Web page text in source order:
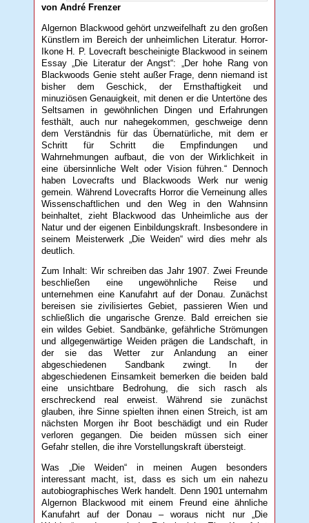
von André Frenzer
Algernon Blackwood gehört unzweifelhaft zu den großen
Künstlern im Bereich der unheimlichen Literatur. Horror-
Ikone H. P. Lovecraft bescheinigte Blackwood in seinem
Essay „Die Literatur der Angst“: „Der hohe Rang von
Blackwoods Genie steht außer Frage, denn niemand ist
bisher dem Geschick, der Ernsthaftigkeit und
minuziösen Genauigkeit, mit denen er die Untertöne des
Seltsamen in gewöhnlichen Dingen und Erfahrungen
festhält, auch nur nahegekommen, geschweige denn
dem Verständnis für das Übernatürliche, mit dem er
Schritt für Schritt die Empfindungen und
Wahrnehmungen aufbaut, die von der Wirklichkeit in
eine übersinnliche Welt oder Vision führen.“ Dennoch
haben Lovecrafts und Blackwoods Werk nur wenig
gemein. Während Lovecrafts Horror die Verneinung alles
Wissenschaftlichen und den Weg in den Wahnsinn
beinhaltet, zieht Blackwood das Unheimliche aus der
Natur und der eigenen Einbildungskraft. Insbesondere in
seinem Meisterwerk „Die Weiden“ wird dies mehr als
deutlich.
Zum Inhalt: Wir schreiben das Jahr 1907. Zwei Freunde
beschließen eine ungewöhnliche Reise und
unternehmen eine Kanufahrt auf der Donau. Zunächst
bereisen sie zivilisiertes Gebiet, passieren Wien und
schließlich die ungarische Grenze. Bald erreichen sie
ein wildes Gebiet. Sandbänke, gefährliche Strömungen
und allgegenwärtige Weiden prägen die Landschaft, in
der sie das Wetter zur Anlandung an einer
abgeschiedenen Sandbank zwingt. In der
abgeschiedenen Einsamkeit bemerken die beiden bald
eine unsichtbare Bedrohung, die sich rasch als
erschreckend real erweist. Während sie zunächst
glauben, ihre Sinne spielten ihnen einen Streich, ist am
nächsten Morgen ihr Boot beschädigt und ein Ruder
verloren gegangen. Die beiden müssen sich einer
Gefahr stellen, die ihre Vorstellungskraft übersteigt.
Was „Die Weiden“ in meinen Augen besonders
interessant macht, ist, dass es sich um ein nahezu
autobiographisches Werk handelt. Denn 1901 unternahm
Algernon Blackwood mit einem Freund eine ähnliche
Kanufahrt auf der Donau – woraus nicht nur „Die